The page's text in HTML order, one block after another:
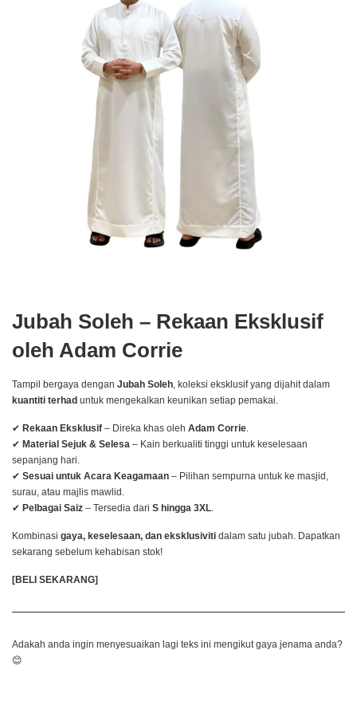
Jubah Soleh – Rekaan Eksklusif
oleh Adam Corrie
Tampil bergaya dengan Jubah Soleh, koleksi eksklusif yang dijahit dalam
kuantiti terhad untuk mengekalkan keunikan setiap pemakai.
✔ Rekaan Eksklusif – Direka khas oleh Adam Corrie.
✔ Material Sejuk & Selesa – Kain berkualiti tinggi untuk keselesaan
sepanjang hari.
✔ Sesuai untuk Acara Keagamaan – Pilihan sempurna untuk ke masjid,
surau, atau majlis mawlid.
✔ Pelbagai Saiz – Tersedia dari S hingga 3XL.
Kombinasi gaya, keselesaan, dan eksklusiviti dalam satu jubah. Dapatkan
sekarang sebelum kehabisan stok!
[BELI SEKARANG]
Adakah anda ingin menyesuaikan lagi teks ini mengikut gaya jenama anda?
😊